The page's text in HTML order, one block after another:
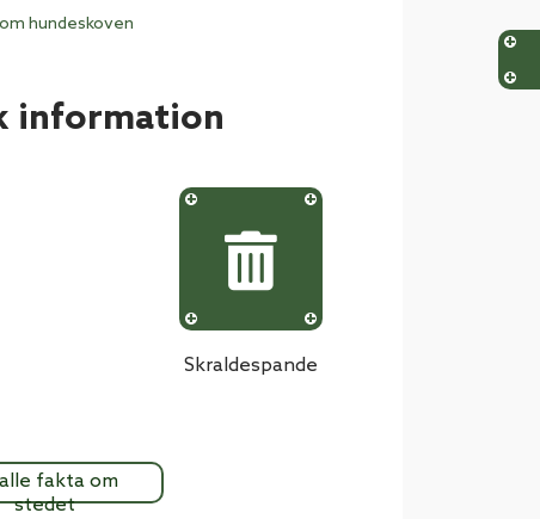
hundeskoven
information
Skraldespande
fakta om
stedet